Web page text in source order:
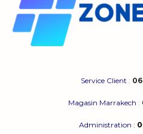
Service Client :
Magasin Marrakech :
Administration :